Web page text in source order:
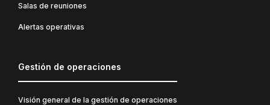
Salas de reuniones
Alertas operativas
Gestión de operaciones
Visión general de la gestión de operaciones